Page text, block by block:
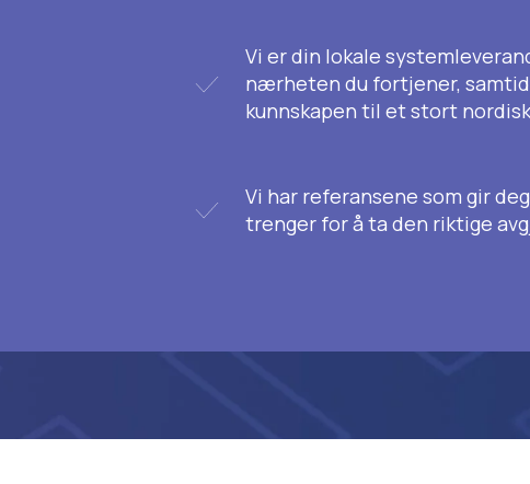
Vi er din lokale
nærheten du fortjener,
kunnskapen til et stort
Vi har referansene som gir
trenger for å ta den riktige